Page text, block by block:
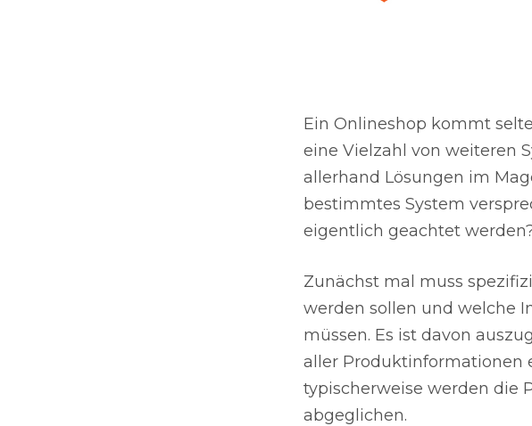
Ein Onlineshop kommt
eine Vielzahl von weiteren
allerhand Lösungen im
bestimmtes System
eigentlich geachtet
Zunächst mal muss
werden sollen und welche
müssen. Es ist davon
aller Produktinformationen
typischerweise werden die
abgeglichen.